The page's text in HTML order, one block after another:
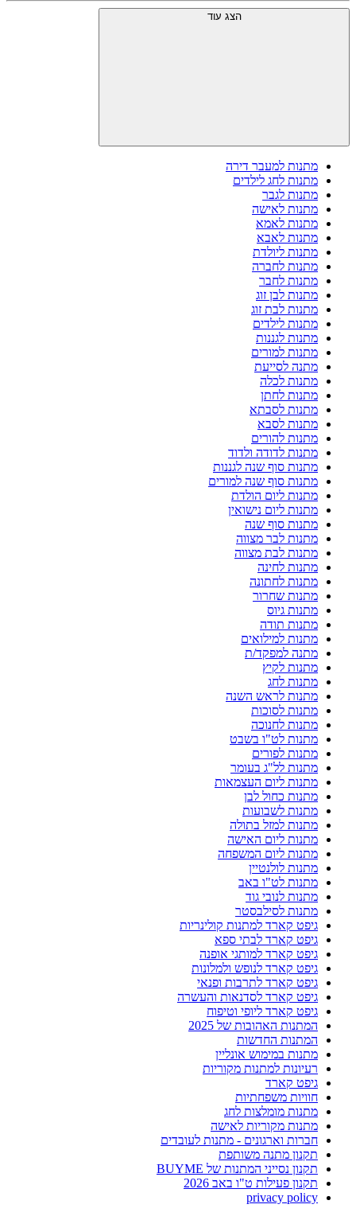
הצג עוד
מתנות למעבר דירה
מתנות לחג לילדים
מתנות לגבר
מתנות לאישה
מתנות לאמא
מתנות לאבא
מתנות ליולדת
מתנות לחברה
מתנות לחבר
מתנות לבן זוג
מתנות לבת זוג
מתנות לילדים
מתנות לגננות
מתנות למורים
מתנה לסייעת
מתנות לכלה
מתנות לחתן
מתנות לסבתא
מתנות לסבא
מתנות להורים
מתנות לדודה ולדוד
מתנות סוף שנה לגננות
מתנות סוף שנה למורים
מתנות ליום הולדת
מתנות ליום נישואין
מתנות סוף שנה
מתנות לבר מצווה
מתנות לבת מצווה
מתנות לחינה
מתנות לחתונה
מתנות שחרור
מתנות גיוס
מתנות תודה
מתנות למילואים
מתנה למפקד/ת
מתנות לקיץ
מתנות לחג
מתנות לראש השנה
מתנות לסוכות
מתנות לחנוכה
מתנות לט"ו בשבט
מתנות לפורים
מתנות לל"ג בעומר
מתנות ליום העצמאות
מתנות כחול לבן
מתנות לשבועות
מתנות למזל בתולה
מתנות ליום האישה
מתנות ליום המשפחה
מתנות לולנטיין
מתנות לט"ו באב
מתנות לנובי גוד
מתנות לסילבסטר
גיפט קארד למתנות קולינריות
גיפט קארד לבתי ספא
גיפט קארד למותגי אופנה
גיפט קארד לנופש ולמלונות
גיפט קארד לתרבות ופנאי
גיפט קארד לסדנאות והעשרה
גיפט קארד ליופי וטיפוח
המתנות האהובות של 2025
המתנות החדשות
מתנות במימוש אונליין
רעיונות למתנות מקוריות
גיפט קארד
חוויות משפחתיות
מתנות מומלצות לחג
מתנות מקוריות לאישה
חברות וארגונים - מתנות לעובדים
תקנון מתנה משותפת
תקנון נסייני המתנות של BUYME
תקנון פעילות ט"ו באב 2026
privacy policy